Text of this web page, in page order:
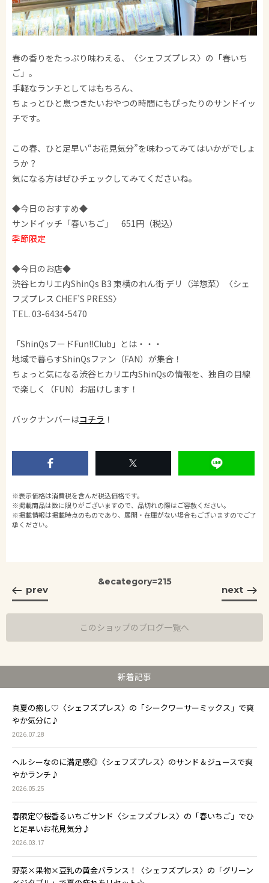
春の香りをたっぷり味わえる、〈シェフズプレス〉の「春いち
ご」。
手軽なランチとしてはもちろん、
ちょっとひと息つきたいおやつの時間にもぴったりのサンドイッ
チです。
この春、ひと足早い“お花見気分”を味わってみてはいかがでしょ
うか？
気になる方はぜひチェックしてみてくださいね。
◆今日のおすすめ◆
サンドイッチ「春いちご」 651円（税込）
季節限定
◆今日のお店◆
渋谷ヒカリエ内ShinQs B3 東横のれん街 デリ（洋惣菜）〈シェ
フズプレス CHEF’S PRESS〉
TEL. 03-6434-5470
「ShinQsフードFun!!Club」とは・・・
地域で暮らすShinQsファン（FAN）が集合！
ちょっと気になる渋谷ヒカリエ内ShinQsの情報を、独自の目線
で楽しく（FUN）お届けします！
バックナンバーはコチラ ！
※表示価格は消費税を含んだ税込価格です。
※掲載商品は数に限りがございますので、品切れの際はご容赦ください。
※掲載情報は掲載時点のものであり、展開・在庫がない場合もございますのでご了
承ください。
&ecategory=215
prev next
このショップのブログ一覧へ
新着記事
真夏の癒し♡〈シェフズプレス〉の「シークワーサーミックス」で爽
やか気分に♪
2026.07.28
ヘルシーなのに満足感◎〈シェフズプレス〉のサンド＆ジュースで爽
やかランチ♪
2026.05.25
春限定♡桜香るいちごサンド〈シェフズプレス〉の「春いちご」でひ
と足早いお花見気分♪
2026.03.17
野菜×果物×豆乳の黄金バランス！〈シェフズプレス〉の「グリーン